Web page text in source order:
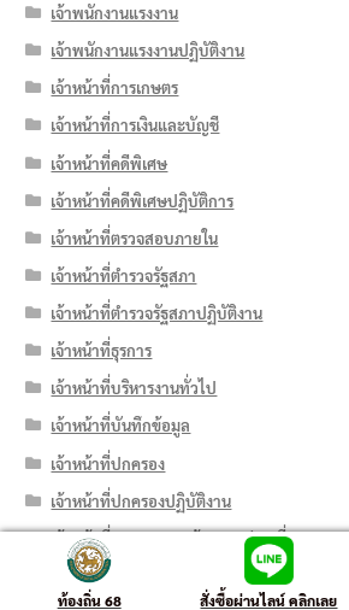
เจ้าพนักงานแรงงาน
เจ้าพนักงานแรงงานปฏิบัติงาน
เจ้าหน้าที่การเกษตร
เจ้าหน้าที่การเงินและบัญชี
เจ้าหน้าที่คดีพิเศษ
เจ้าหน้าที่คดีพิเศษปฏิบัติการ
เจ้าหน้าที่ตรวจสอบภายใน
เจ้าหน้าที่ตำรวจรัฐสภา
เจ้าหน้าที่ตำรวจรัฐสภาปฏิบัติงาน
เจ้าหน้าที่ธุรการ
เจ้าหน้าที่บริหารงานทั่วไป
เจ้าหน้าที่บันทึกข้อมูล
เจ้าหน้าที่ปกครอง
เจ้าหน้าที่ปกครองปฏิบัติงาน
เจ้าหน้าที่ประสานงานด้านการท่องเที่ยว
เจ้าหน้าที่ป่าไม้
ท้องถิ่น 68 สั่งซื้อผ่านไลน์ คลิกเลย